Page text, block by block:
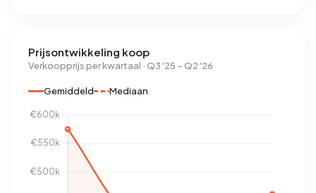
Prijsontwikkeling koop
Verkoopprijs per kwartaal · Q3 '25 – Q2 '26
Gemiddeld Mediaan